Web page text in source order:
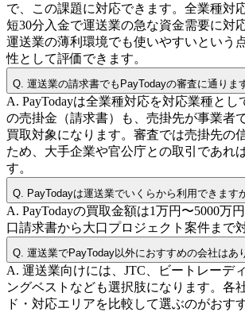
で、この課題に対応できます。全業種対
短30分入金で運送業の急な資金需要に対
運送業の薄利環境でも使いやすいという
性として評価できます。
Q. 運送業の請求書でもPayTodayの審査に通りま
A. PayTodayは全業種対応を対応業種とし
の売掛金（請求書）も、売掛先が事業者
買取対象になります。審査では売掛先の
ため、大手企業や官公庁との取引であれ
す。
Q. PayTodayは運送業でいくらから利用できます
A. PayTodayの買取金額は1万円〜5000万
口請求書から大口プロジェクト案件まで
Q. 運送業でPayToday以外におすすめの会社はあ
A. 運送業向けには、JTC、ビートレーデ
ングベストなども選択肢になります。各
ド・対応エリアを比較して選ぶのがおす